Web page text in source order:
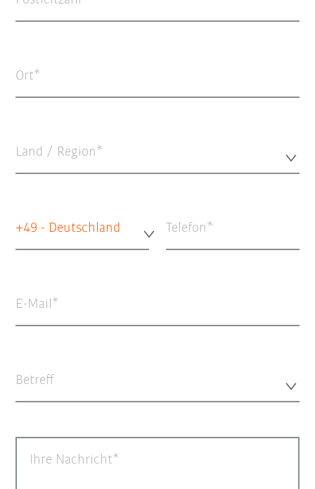
Ort
Land / Region*
+49 - Deutschland Telefon
E-Mail
Betreff
Ihre Nachricht